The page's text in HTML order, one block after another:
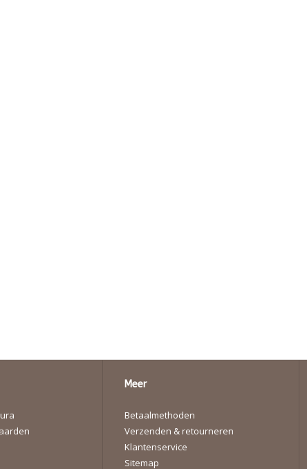
Meer
Betaalmethoden
Verzenden & retourneren
Klantenservice
Sitemap